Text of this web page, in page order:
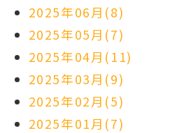
2025年06月(8)
2025年05月(7)
2025年04月(11)
2025年03月(9)
2025年02月(5)
2025年01月(7)